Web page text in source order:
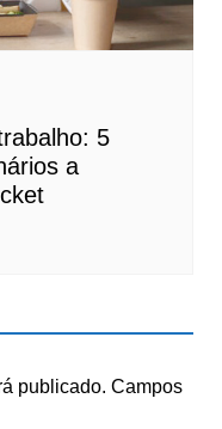
5
a
publicado. Campos